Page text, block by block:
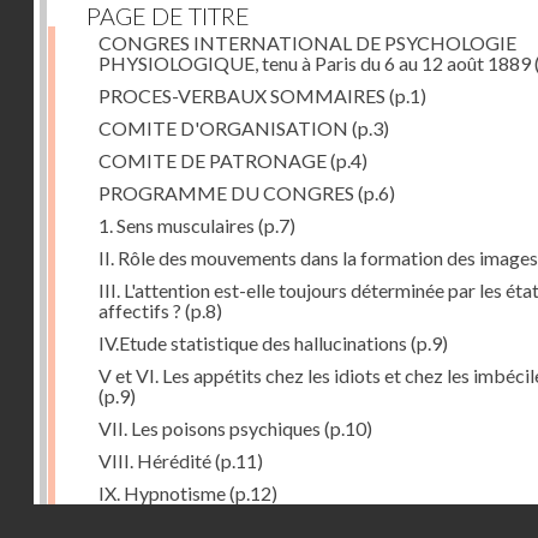
PAGE DE TITRE
CONGRES INTERNATIONAL DE PSYCHOLOGIE
PHYSIOLOGIQUE, tenu à Paris du 6 au 12 août 1889
PROCES-VERBAUX SOMMAIRES (p.1)
COMITE D'ORGANISATION (p.3)
COMITE DE PATRONAGE(p.4)
PROGRAMME DU CONGRES (p.6)
1. Sens musculaires (p.7)
II. Rôle des mouvements dans la formation des images
III. L'attention est-elle toujours déterminée par les
affectifs ? (p.8)
IV.Etude statistique des hallucinations (p.9)
V et VI. Les appétits chez les idiots et chez les
(p.9)
VII. Les poisons psychiques (p.10)
VIII. Hérédité(p.11)
IX. Hypnotisme(p.12)